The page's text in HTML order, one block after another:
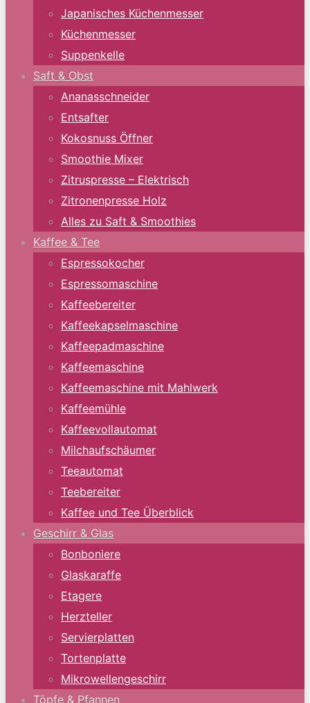
Japanisches Küchenmesser
Küchenmesser
Suppenkelle
Saft & Obst
Ananasschneider
Entsafter
Kokosnuss Öffner
Smoothie Mixer
Zitruspresse – Elektrisch
Zitronenpresse Holz
Alles zu Saft & Smoothies
Kaffee & Tee
Espressokocher
Espressomaschine
Kaffeebereiter
Kaffeekapselmaschine
Kaffeepadmaschine
Kaffeemaschine
Kaffeemaschine mit Mahlwerk
Kaffeemühle
Kaffeevollautomat
Milchaufschäumer
Teeautomat
Teebereiter
Kaffee und Tee Überblick
Geschirr & Glas
Bonboniere
Glaskaraffe
Etagere
Herzteller
Servierplatten
Tortenplatte
Mikrowellengeschirr
Töpfe & Pfannen